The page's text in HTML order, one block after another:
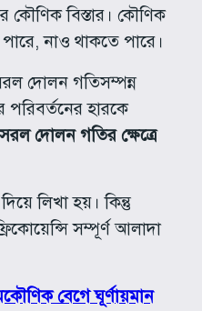
কৌণিক বিস্তার। কৌণিক
নাও থাকতে পারে।
দোলন গতিসম্পন্ন
হারকে
দোলন গতির ক্ষেত্রে
লিখা হয়। কিন্তু
সম্পূর্ণ আলাদা
বেগে ঘূর্ণায়মান